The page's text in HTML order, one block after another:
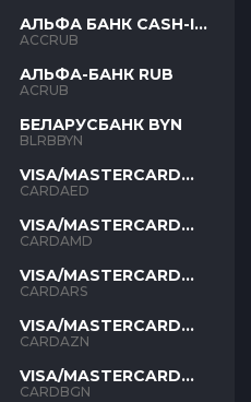
АЛЬФА БАНК CASH-IN
RUB
ACCRUB
АЛЬФА-БАНК RUB
ACRUB
БЕЛАРУСБАНК BYN
BLRBBYN
VISA/MASTERCARD
AED
CARDAED
VISA/MASTERCARD
AMD
CARDAMD
VISA/MASTERCARD
ARS
CARDARS
VISA/MASTERCARD
AZN
CARDAZN
VISA/MASTERCARD
BGN
CARDBGN